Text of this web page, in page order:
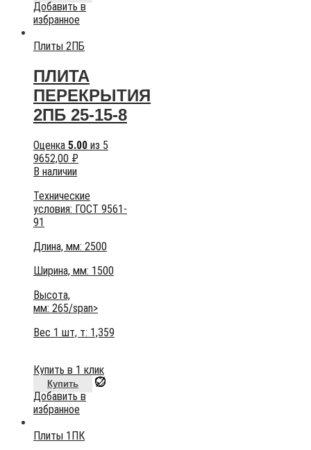
Добавить в
избранное
Плиты 2ПБ
ПЛИТА
ПЕРЕКРЫТИЯ
2ПБ 25-15-8
Оценка 5.00 из 5
9652,00 ₽
В наличии
Технические
условия: ГОСТ 9561-
91
Длина, мм: 2500
Ширина, мм: 1500
Высота,
мм: 265/span>
Вес 1 шт, т: 1,359
Купить в 1 клик
Купить
Добавить в
избранное
Плиты 1ПК